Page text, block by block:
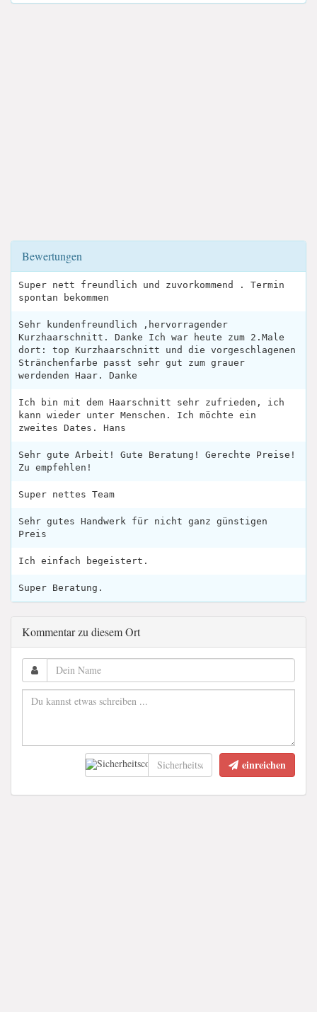
Bewertungen
Super nett freundlich und zuvorkommend . Termin
spontan bekommen
Sehr kundenfreundlich ,hervorragender
Kurzhaarschnitt. Danke Ich war heute zum 2.Male
dort: top Kurzhaarschnitt und die vorgeschlagenen
Stränchenfarbe passt sehr gut zum grauer
werdenden Haar. Danke
Ich bin mit dem Haarschnitt sehr zufrieden, ich
kann wieder unter Menschen. Ich möchte ein
zweites Dates. Hans
Sehr gute Arbeit! Gute Beratung! Gerechte Preise!
Zu empfehlen!
Super nettes Team
Sehr gutes Handwerk für nicht ganz günstigen
Preis
Ich einfach begeistert.
Super Beratung.
Kommentar zu diesem Ort
einreichen